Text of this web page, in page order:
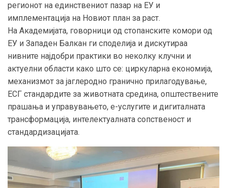
регионот на единствениот пазар на ЕУ и
имплементација на Новиот план за раст.
На Академијата, говорници од стопанските комори од
ЕУ и Западен Балкан ги споделија и дискутираа
нивните најдобри практики во неколку клучни и
актуелни области како што се: циркуларна економија,
механизмот за јаглеродно гранично прилагодување,
ЕСГ стандардите за животната средина, општествените
прашања и управувањето, е-услугите и дигиталната
трансформација, интелектуалната сопственост и
стандардизацијата.